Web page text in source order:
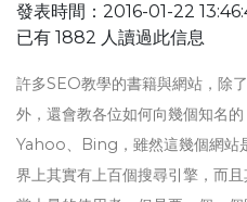
發表時間：2016-01-22
已有 1882 人讀過此信息
許多SEO教學的書籍與網站，除
外，還會教各位如何向幾個知名
Yahoo、Bing，雖然這幾個網站
界上其實有上百個搜尋引擎，而